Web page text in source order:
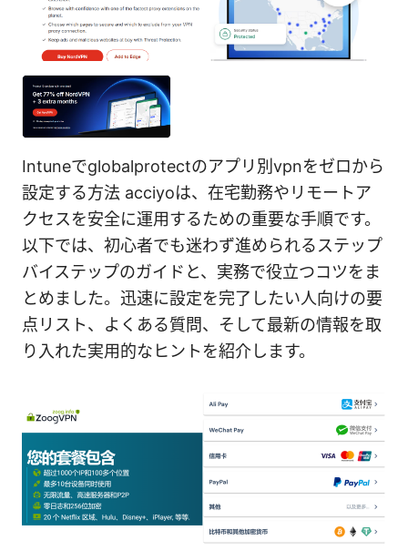
Intuneでglobalprotectのアプリ別vpnをゼロから
設定する方法 acciyoは、在宅勤務やリモートア
クセスを安全に運用するための重要な手順です。
以下では、初心者でも迷わず進められるステップ
バイステップのガイドと、実務で役立つコツをま
とめました。迅速に設定を完了したい人向けの要
点リスト、よくある質問、そして最新の情報を取
り入れた実用的なヒントを紹介します。